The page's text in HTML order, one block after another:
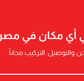
أي مكان في مصر
التركيب مجاناً.